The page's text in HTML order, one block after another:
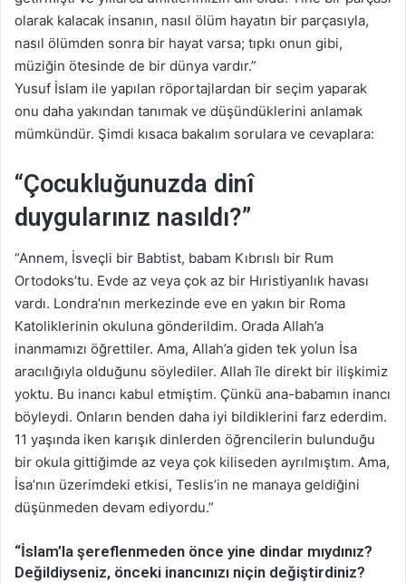
olarak kalacak insanın, nasıl ölüm hayatın bir parçasıyla,
nasıl ölümden sonra bir hayat varsa; tıpkı onun gibi,
müziğin ötesinde de bir dünya vardır.”
Yusuf İslam ile yapılan röportajlardan bir seçim yaparak
onu daha yakından tanımak ve düşündüklerini anlamak
mümkündür. Şimdi kısaca bakalım sorulara ve cevaplara:
“Çocukluğunuzda dinî
duygularınız nasıldı?”
“Annem, İsveçli bir Babtist, babam Kıbrıslı bir Rum
Ortodoks’tu. Evde az veya çok az bir Hıristiyanlık havası
vardı. Londra’nın merkezinde eve en yakın bir Roma
Katoliklerinin okuluna gönderildim. Orada Allah’a
inanmamızı öğrettiler. Ama, Allah’a giden tek yolun İsa
aracılığıyla olduğunu söylediler. Allah île direkt bir ilişkimiz
yoktu. Bu inancı kabul etmiştim. Çünkü ana-babamın inancı
böyleydi. Onların benden daha iyi bildiklerini farz ederdim.
11 yaşında iken karışık dinlerden öğrencilerin bulunduğu
bir okula gittiğimde az veya çok kiliseden ayrılmıştım. Ama,
İsa’nın üzerimdeki etkisi, Teslis’in ne manaya geldiğini
düşünmeden devam ediyordu.”
“İslam’la şereflenmeden önce yine dindar mıydınız?
Değildiyseniz, önceki inancınızı niçin değiştirdiniz?